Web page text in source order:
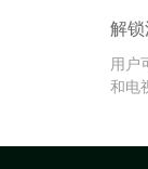
解
用户
和电